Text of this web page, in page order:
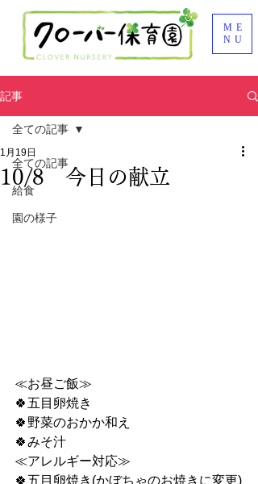
ME
NU
記事
全ての記事
給食
園の様子
全ての記事
10/8 今日の献立
1月19日
≪お昼ご飯≫
🍀五目卵焼き
🍀野菜のおかか和え
🍀みそ汁
≪アレルギー対応≫
🍀五目卵焼き(かぼちゃのお焼きに変更)